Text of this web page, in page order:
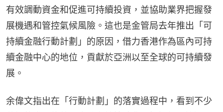
有效調動資金和促進可持續投資，並協助業界把握發
展機遇和管控氣候風險。這也是金管局去年推出「可
持續金融行動計劃」的原因，借力香港作為區內可持
續金融中心的地位，貢獻於亞洲以至全球的可持續發
展。
余偉文指出在「行動計劃」的落實過程中，看到不少